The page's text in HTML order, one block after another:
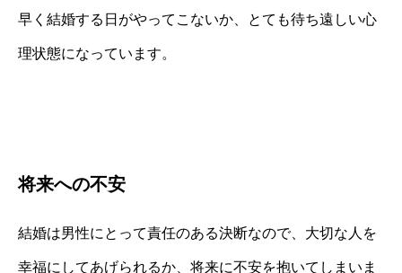
早く結婚する日がやってこないか、とても待ち遠しい心
理状態になっています。
将来への不安
結婚は男性にとって責任のある決断なので、大切な人を
幸福にしてあげられるか、将来に不安を抱いてしまいま